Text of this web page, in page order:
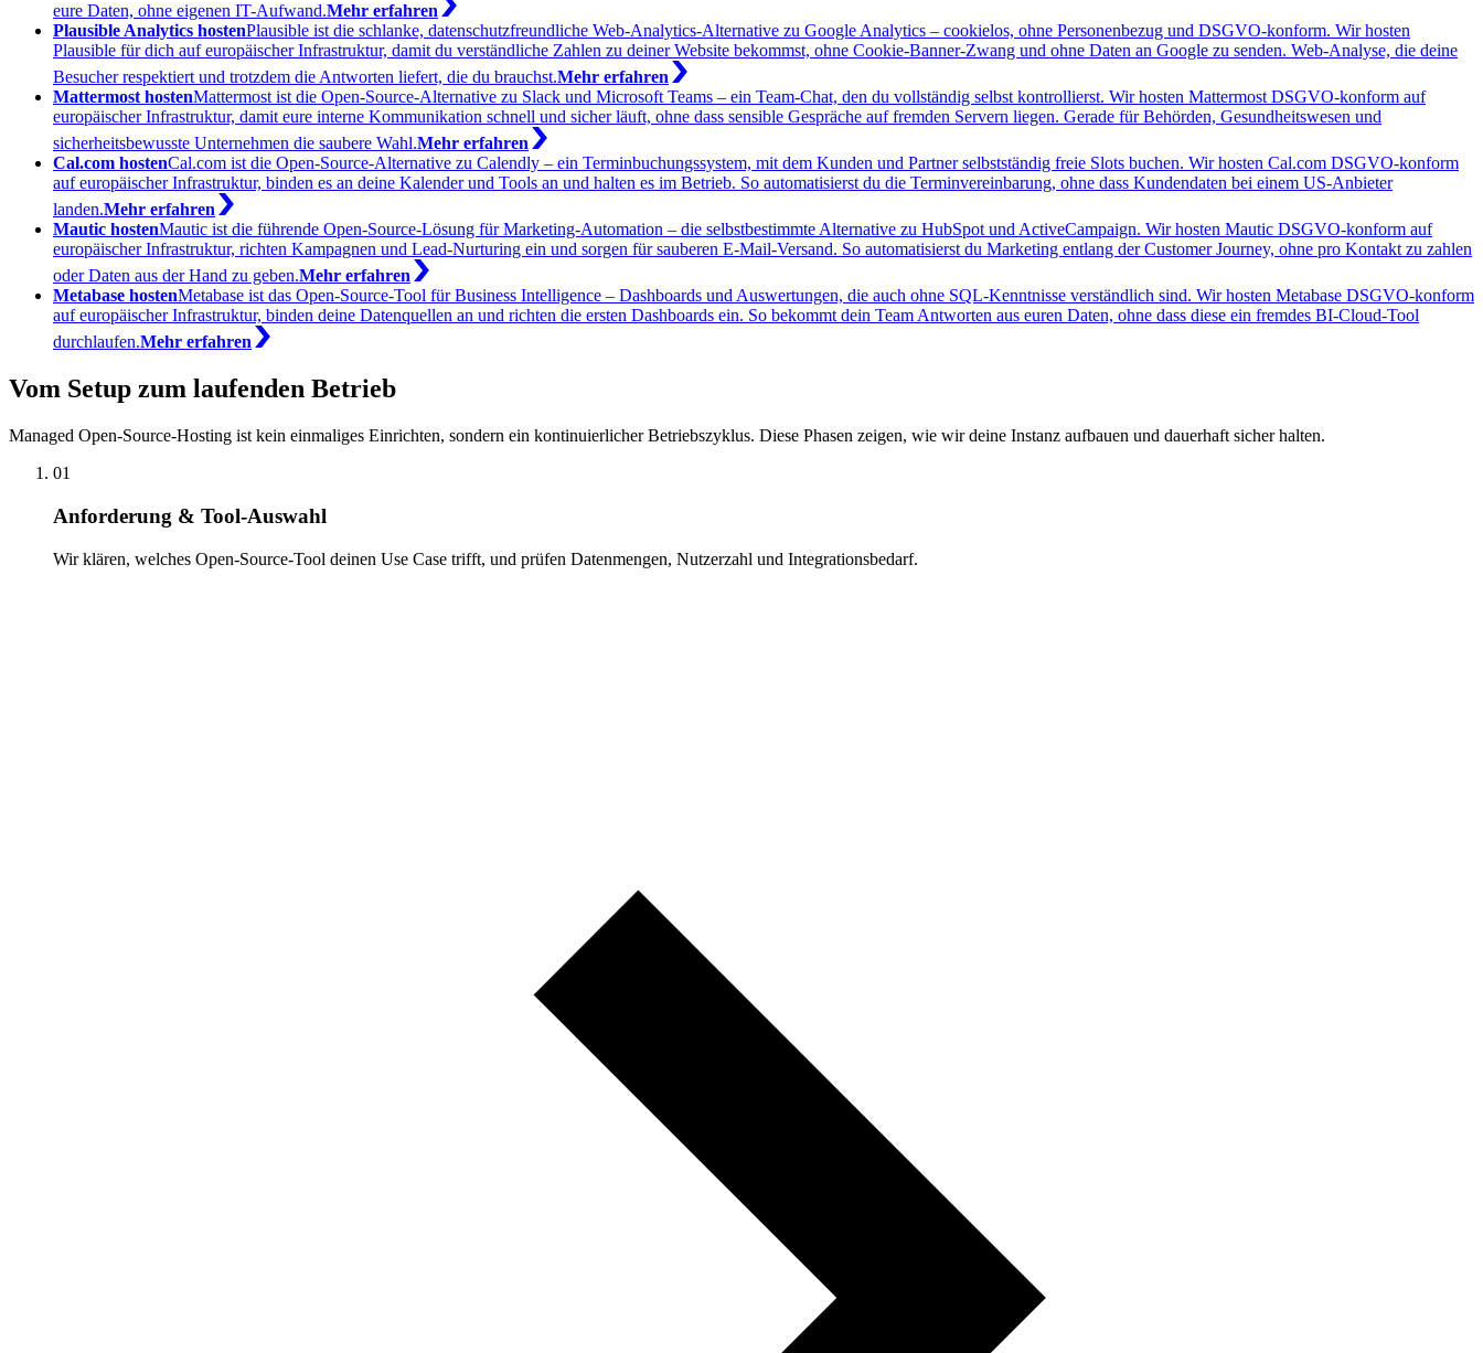
eure Daten, ohne eigenen IT-Aufwand.Mehr erfahren
Plausible Analytics hostenPlausible ist die schlanke, datenschutzfreundliche Web-Analytics-Alternative zu Google Analytics – cookielos, ohne Personenbezug und DSGVO-konform. Wir hosten
Plausible für dich auf europäischer Infrastruktur, damit du verständliche Zahlen zu deiner Website bekommst, ohne Cookie-Banner-Zwang und ohne Daten an Google zu senden. Web-Analyse, die deine
Besucher respektiert und trotzdem die Antworten liefert, die du brauchst.Mehr erfahren
Mattermost hostenMattermost ist die Open-Source-Alternative zu Slack und Microsoft Teams – ein Team-Chat, den du vollständig selbst kontrollierst. Wir hosten Mattermost DSGVO-konform auf
europäischer Infrastruktur, damit eure interne Kommunikation schnell und sicher läuft, ohne dass sensible Gespräche auf fremden Servern liegen. Gerade für Behörden, Gesundheitswesen und
sicherheitsbewusste Unternehmen die saubere Wahl.Mehr erfahren
Cal.com hostenCal.com ist die Open-Source-Alternative zu Calendly – ein Terminbuchungssystem, mit dem Kunden und Partner selbstständig freie Slots buchen. Wir hosten Cal.com DSGVO-konform
auf europäischer Infrastruktur, binden es an deine Kalender und Tools an und halten es im Betrieb. So automatisierst du die Terminvereinbarung, ohne dass Kundendaten bei einem US-Anbieter
landen.Mehr erfahren
Mautic hostenMautic ist die führende Open-Source-Lösung für Marketing-Automation – die selbstbestimmte Alternative zu HubSpot und ActiveCampaign. Wir hosten Mautic DSGVO-konform auf
europäischer Infrastruktur, richten Kampagnen und Lead-Nurturing ein und sorgen für sauberen E-Mail-Versand. So automatisierst du Marketing entlang der Customer Journey, ohne pro Kontakt zu zahlen
oder Daten aus der Hand zu geben.Mehr erfahren
Metabase hostenMetabase ist das Open-Source-Tool für Business Intelligence – Dashboards und Auswertungen, die auch ohne SQL-Kenntnisse verständlich sind. Wir hosten Metabase DSGVO-konform
auf europäischer Infrastruktur, binden deine Datenquellen an und richten die ersten Dashboards ein. So bekommt dein Team Antworten aus euren Daten, ohne dass diese ein fremdes BI-Cloud-Tool
durchlaufen.Mehr erfahren
Vom Setup zum laufenden Betrieb
Managed Open-Source-Hosting ist kein einmaliges Einrichten, sondern ein kontinuierlicher Betriebszyklus. Diese Phasen zeigen, wie wir deine Instanz aufbauen und dauerhaft sicher halten.
01
Anforderung & Tool-Auswahl
Wir klären, welches Open-Source-Tool deinen Use Case trifft, und prüfen Datenmengen, Nutzerzahl und Integrationsbedarf.